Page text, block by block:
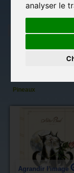
analyser le
Librairie
Pineaux
Agrandir l'image